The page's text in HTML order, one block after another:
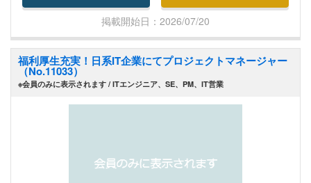
つながる：経営層から現場まで各層と関係を築
き、強みを引き出して一緒にメニュー化する ・実
績を言葉にする ：ノウハウや事例を可視化し、提
案資料や社内発信を通じて次の案件につなげる ・
拠点を支える ：会社・事業運営に関わるオペレー
掲載開始日：2026/07/20
福利厚生充実！日系IT企業にてプロジェクトマネージャー
（No.11033）
※会員のみに表示されます / ITエンジニア、SE、PM、IT営業